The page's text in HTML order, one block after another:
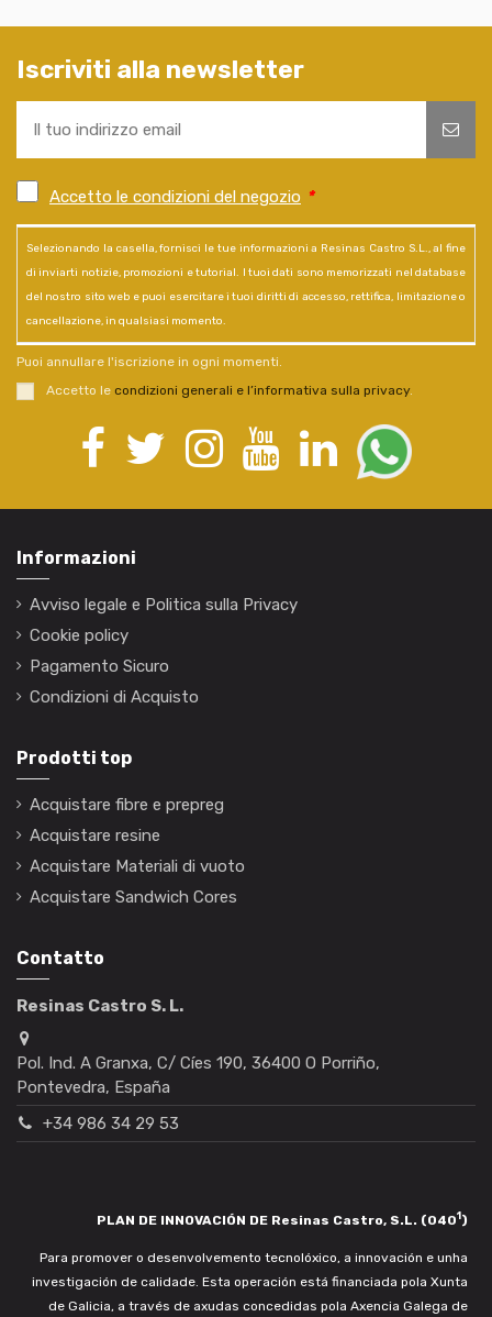
Iscriviti alla newsletter
Accetto le condizioni del negozio *
Selezionando la casella, fornisci le tue informazioni a Resinas Castro S.L., al fine
di inviarti notizie, promozioni e tutorial. I tuoi dati sono memorizzati nel database
del nostro sito web e puoi esercitare i tuoi diritti di accesso, rettifica, limitazione o
cancellazione, in qualsiasi momento.
Puoi annullare l'iscrizione in ogni momenti.
Accetto le condizioni generali e l’informativa sulla privacy.
Informazioni
Avviso legale e Politica sulla Privacy
Cookie policy
Pagamento Sicuro
Condizioni di Acquisto
Prodotti top
Acquistare fibre e prepreg
Acquistare resine
Acquistare Materiali di vuoto
Acquistare Sandwich Cores
Contatto
Resinas Castro S. L.
Pol. Ind. A Granxa, C/ Cíes 190, 36400 O Porriño,
Pontevedra, España
+34 986 34 29 53
PLAN DE INNOVACIÓN DE Resinas Castro, S.L. (0401)
Para promover o desenvolvemento tecnolóxico, a innovación e unha
investigación de calidade. Esta operación está financiada pola Xunta
de Galicia, a través de axudas concedidas pola Axencia Galega de